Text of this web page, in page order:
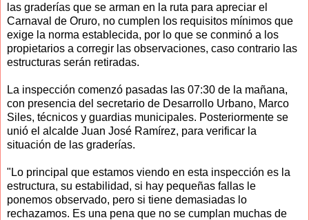
las graderías que se arman en la ruta para apreciar el
Carnaval de Oruro, no cumplen los requisitos mínimos que
exige la norma establecida, por lo que se conminó a los
propietarios a corregir las observaciones, caso contrario las
estructuras serán retiradas.
La inspección comenzó pasadas las 07:30 de la mañana,
con presencia del secretario de Desarrollo Urbano, Marco
Siles, técnicos y guardias municipales. Posteriormente se
unió el alcalde Juan José Ramírez, para verificar la
situación de las graderías.
"Lo principal que estamos viendo en esta inspección es la
estructura, su estabilidad, si hay pequeñas fallas le
ponemos observado, pero si tiene demasiadas lo
rechazamos. Es una pena que no se cumplan muchas de